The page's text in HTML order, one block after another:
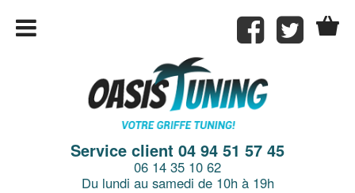
Service client 04 94 51 57 45
06 14 35 10 62
Du lundi au samedi de 10h à 19h